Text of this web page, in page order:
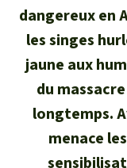
dangereux en
les singes
jaune aux
du
longtemps.
menace